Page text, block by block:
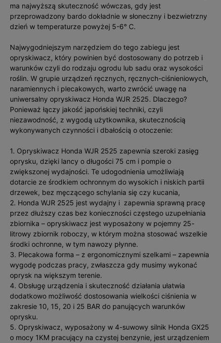
ma najwyższą skuteczność wówczas, gdy jest
przeprowadzony bardo dokładnie w słoneczny i bezwietrzny
dzień w temperaturze powyżej 5-6° C.
Najwygodniejszym narzędziem do tego zabiegu jest
opryskiwacz, który powinien być dostosowany do potrzeb i
warunków czyli do rodzaju ogrodu lub sadu oraz wysokości
roślin. W grupie urządzeń ręcznych, ręcznych-ciśnieniowych,
naramiennych i plecakowych, warto zwrócić uwagę na
uniwersalny opryskiwacz Honda WJR 2525. Dlaczego?
Ponieważ łączy jakość japońskiej techniki, czyli
niezawodność, z wygodą użytkownika, skutecznością
wykonywanych czynności i dbałością o otoczenie:
1. Opryskiwacz Honda WJR 2525 zapewnia szeroki zasięg
oprysku, dzięki lancy o długości 75 cm i pompie o
zwiększonej wydajności. Te udogodnienia umożliwiają
dotarcie ze środkiem ochronnym do wysokich i niskich partii
drzewek, bez męczącego schylania się czy kucania,
2. Honda WJR 2525 jest wydajny i zapewnia sprawną pracę
przez dłuższy czas bez konieczności częstego uzupełniania
zbiornika – opryskiwacz jest wyposażony w pojemny 25-
litrowy zbiornik roboczy, w którym można stosować wszelkie
środki ochronne, w tym nawozy płynne.
3. Plecakowa forma – z ergonomicznymi szelkami – zapewnia
wygodę podczas pracy, zwłaszcza gdy musimy wykonać
oprysk na większym terenie.
4. Obsługę urządzenia i skuteczność działania ułatwia
dodatkowo możliwość dostosowania wielkości ciśnienia w
zakresie 10, 15, 20 i 25 BAR do panujących warunków
oprysku.
5. Opryskiwacz, wyposażony w 4-suwowy silnik Honda GX25
o mocy 1KM pracujący na czystej benzynie, jest urządzeniem